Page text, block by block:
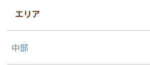
エリア
中部